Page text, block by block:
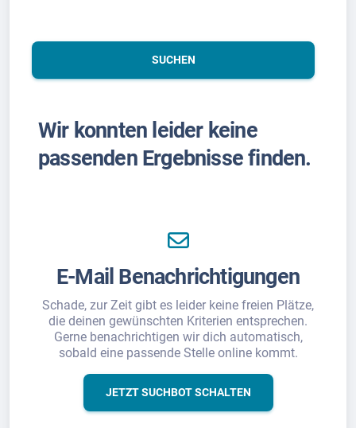
SUCHEN
Wir konnten leider keine
passenden Ergebnisse finden.
E-Mail Benachrichtigungen
Schade, zur Zeit gibt es leider keine freien Plätze,
die deinen gewünschten Kriterien entsprechen.
Gerne benachrichtigen wir dich automatisch,
sobald eine passende Stelle online kommt.
JETZT SUCHBOT SCHALTEN